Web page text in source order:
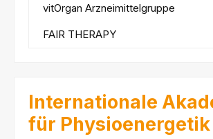
vitOrgan Arzneimittelgruppe
FAIR THERAPY
Internationale
für Physioenergetik